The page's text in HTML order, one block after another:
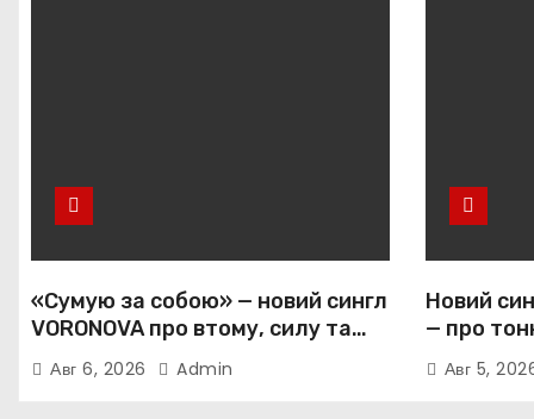
«Сумую за собою» — новий сингл
VORONOVA про втому, силу та
повернення до себе
Авг 6, 2026 Admin
Новий
— про
Авг 5,